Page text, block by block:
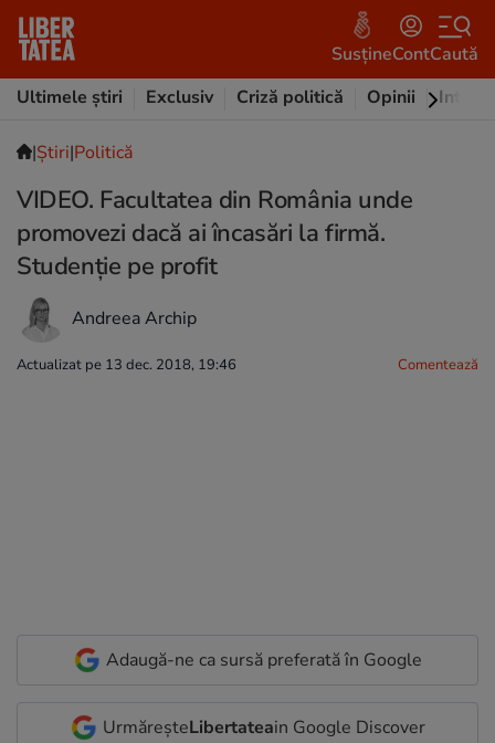
SusțineContCaută
Ultimele știri
Exclusiv Criză politică Opinii
|Ştiri|Politică
VIDEO. Facultatea din România unde
promovezi dacă ai încasări la firmă.
Studenție pe profit
Andreea Archip
Actualizat pe 13 dec. 2018, 19:46 Comentează
Adaugă-ne ca sursă preferată în Google
UrmăreșteLibertateain Google Discover